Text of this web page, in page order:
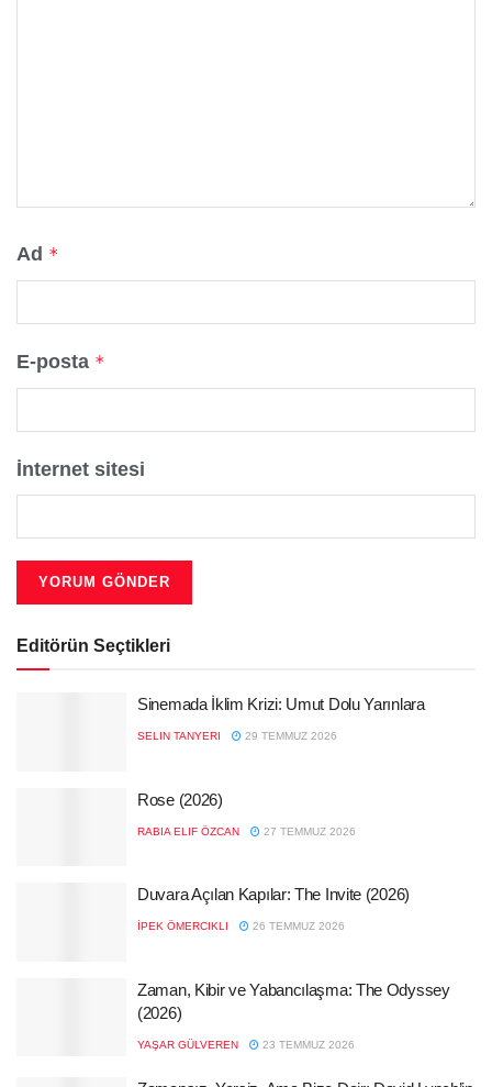
Ad *
E-posta *
İnternet sitesi
Editörün Seçtikleri
Sinemada İklim Krizi: Umut Dolu Yarınlara
SELIN TANYERI 29 TEMMUZ 2026
Rose (2026)
RABIA ELIF ÖZCAN 27 TEMMUZ 2026
Duvara Açılan Kapılar: The Invite (2026)
İPEK ÖMERCIKLI 26 TEMMUZ 2026
Zaman, Kibir ve Yabancılaşma: The Odyssey
(2026)
YAŞAR GÜLVEREN 23 TEMMUZ 2026